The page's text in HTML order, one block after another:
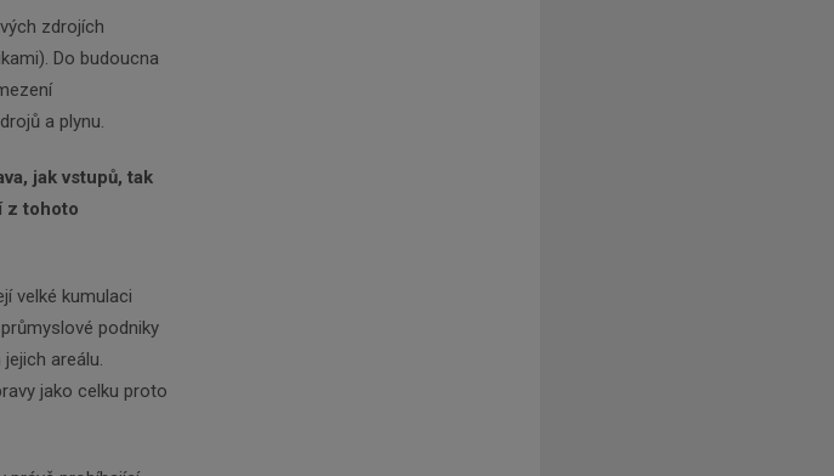
zdrojích
Do budoucna
a plynu.
jak vstupů, tak
z tohoto
velké kumulaci
podniky
areálu.
jako celku proto
Vám budeme zasílat ty
Odebírat